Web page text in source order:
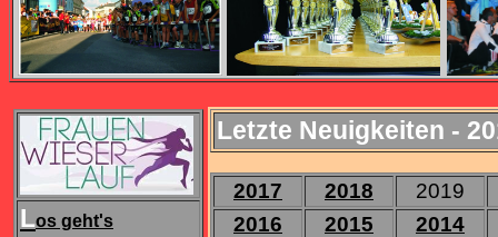
Los geht's
Letzte Neuigkeiten -
2017 2018
2019
2016
2015 2014